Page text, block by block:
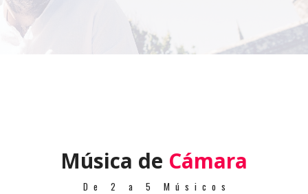
Música de Cámara
De 2 a 5 Músicos